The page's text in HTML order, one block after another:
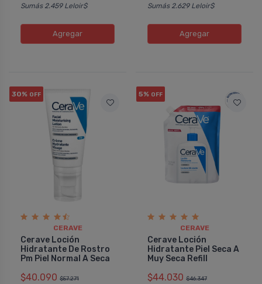
CERAVE
Sumás 2.459 Leloir$
Agregar
Sumás 2.629 Leloir$
Agregar
30% OFF
CERAVE
Cerave Loción
Hidratante De Rostro
Pm Piel Normal A Seca
$40.090 $57.271
5% OFF
CERAVE
Cerave Loción
Hidratante Piel Seca A
Muy Seca Refill
$44.030 $46.347